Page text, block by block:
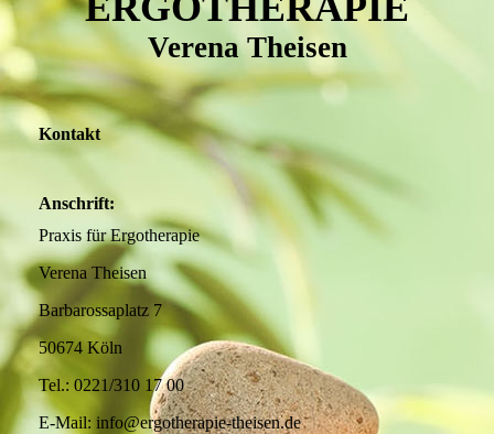
Verena Theisen
Kontakt
Anschrift:
Praxis für Ergotherapie
Verena Theisen
Barbarossaplatz 7
50674 Köln
Tel.: 0221/310 17 00
E-Mail: info@ergotherapie-theisen.de